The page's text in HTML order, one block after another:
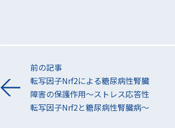
前の記事
転写因子Nrf2による糖尿病性腎臓
障害の保護作用〜ストレス応答性
転写因子Nrf2と糖尿病性腎臓病〜